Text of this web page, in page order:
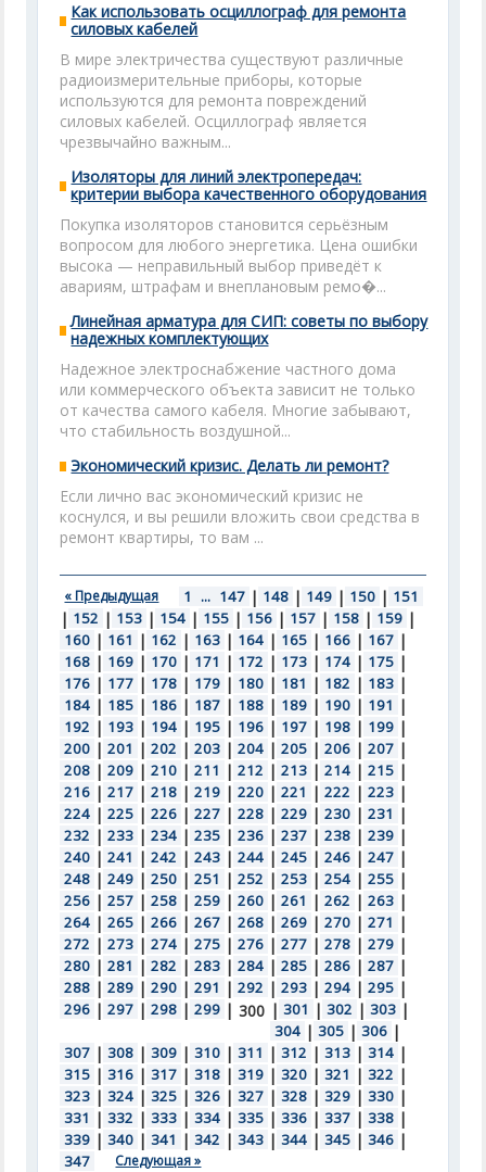
Как использовать осциллограф для ремонта
силовых кабелей
В мире электричества существуют различные
радиоизмерительные приборы, которые
используются для ремонта повреждений
силовых кабелей. Осциллограф является
чрезвычайно важным...
Изоляторы для линий электропередач:
критерии выбора качественного оборудования
Покупка изоляторов становится серьёзным
вопросом для любого энергетика. Цена ошибки
высока — неправильный выбор приведёт к
авариям, штрафам и внеплановым ремо�...
Линейная арматура для СИП: советы по выбору
надежных комплектующих
Надежное электроснабжение частного дома
или коммерческого объекта зависит не только
от качества самого кабеля. Многие забывают,
что стабильность воздушной...
Экономический кризис. Делать ли ремонт?
Если лично вас экономический кризис не
коснулся, и вы решили вложить свои средства в
ремонт квартиры, то вам ...
« Предыдущая 1 ... 147 | 148 | 149 | 150 | 151
| 152 | 153 | 154 | 155 | 156 | 157 | 158 | 159 |
160 | 161 | 162 | 163 | 164 | 165 | 166 | 167 |
168 | 169 | 170 | 171 | 172 | 173 | 174 | 175 |
176 | 177 | 178 | 179 | 180 | 181 | 182 | 183 |
184 | 185 | 186 | 187 | 188 | 189 | 190 | 191 |
192 | 193 | 194 | 195 | 196 | 197 | 198 | 199 |
200 | 201 | 202 | 203 | 204 | 205 | 206 | 207 |
208 | 209 | 210 | 211 | 212 | 213 | 214 | 215 |
216 | 217 | 218 | 219 | 220 | 221 | 222 | 223 |
224 | 225 | 226 | 227 | 228 | 229 | 230 | 231 |
232 | 233 | 234 | 235 | 236 | 237 | 238 | 239 |
240 | 241 | 242 | 243 | 244 | 245 | 246 | 247 |
248 | 249 | 250 | 251 | 252 | 253 | 254 | 255 |
256 | 257 | 258 | 259 | 260 | 261 | 262 | 263 |
264 | 265 | 266 | 267 | 268 | 269 | 270 | 271 |
272 | 273 | 274 | 275 | 276 | 277 | 278 | 279 |
280 | 281 | 282 | 283 | 284 | 285 | 286 | 287 |
288 | 289 | 290 | 291 | 292 | 293 | 294 | 295 |
296 | 297 | 298 | 299 | 300 | 301 | 302 | 303 |
304 | 305 | 306 |
307 | 308 | 309 | 310 | 311 | 312 | 313 | 314 |
315 | 316 | 317 | 318 | 319 | 320 | 321 | 322 |
323 | 324 | 325 | 326 | 327 | 328 | 329 | 330 |
331 | 332 | 333 | 334 | 335 | 336 | 337 | 338 |
339 | 340 | 341 | 342 | 343 | 344 | 345 | 346 |
347 Следующая »